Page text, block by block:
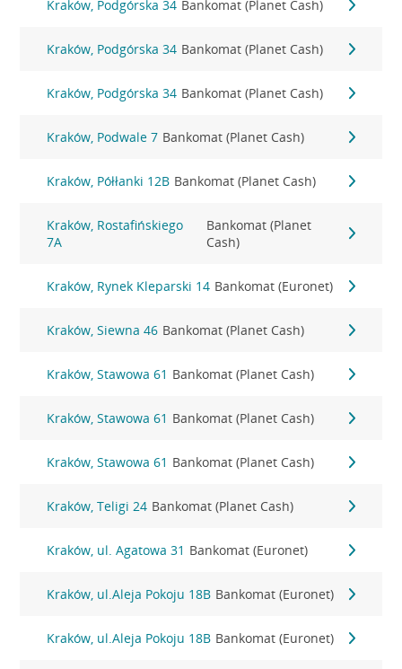
Kraków, Podgórska 34 Bankomat (Planet Cash)
Kraków, Podgórska 34 Bankomat (Planet Cash)
Kraków, Podgórska 34 Bankomat (Planet Cash)
Kraków, Podwale 7 Bankomat (Planet Cash)
Kraków, Półłanki 12B Bankomat (Planet Cash)
Kraków, Rostafińskiego
7A
Bankomat (Planet
Cash)
Kraków, Rynek Kleparski 14 Bankomat (Euronet)
Kraków, Siewna 46 Bankomat (Planet Cash)
Kraków, Stawowa 61 Bankomat (Planet Cash)
Kraków, Stawowa 61 Bankomat (Planet Cash)
Kraków, Stawowa 61 Bankomat (Planet Cash)
Kraków, Teligi 24 Bankomat (Planet Cash)
Kraków, ul. Agatowa 31 Bankomat (Euronet)
Kraków, ul.Aleja Pokoju 18B Bankomat (Euronet)
Kraków, ul.Aleja Pokoju 18B Bankomat (Euronet)